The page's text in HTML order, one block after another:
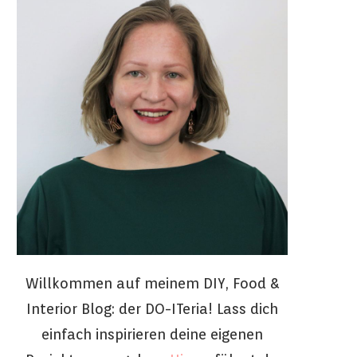
Willkommen auf meinem DIY, Food &
Interior Blog: der DO-ITeria! Lass dich
einfach inspirieren deine eigenen